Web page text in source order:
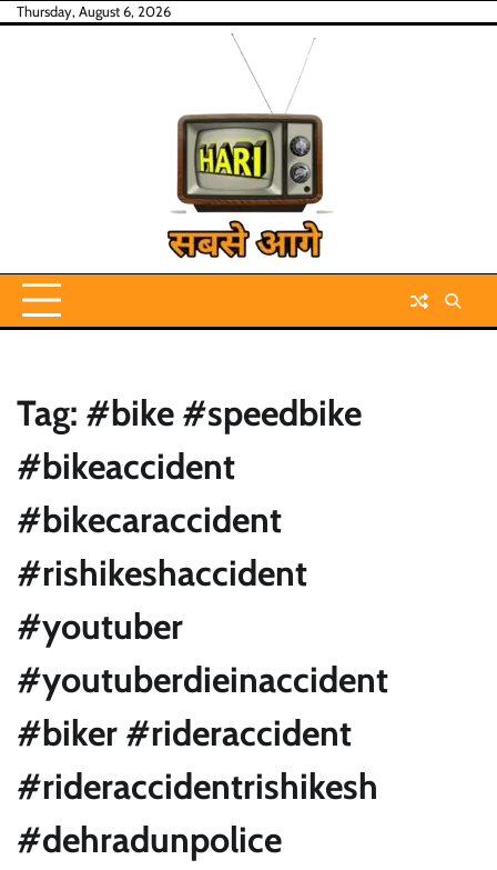
SkipThursday, August 6, 2026
Tag: #bike #speedbike
#bikeaccident
#bikecaraccident
#rishikeshaccident
#youtuber
#youtuberdieinaccident
#biker #rideraccident
#rideraccidentrishikesh
#dehradunpolice